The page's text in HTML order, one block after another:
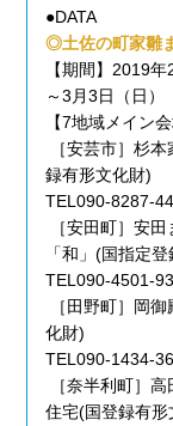
●DATA
◎土佐の町家雛
【期間】2019年
～3月3日（日）
【7地域メイン会
［安芸市］杉
録有形文化財)
TEL090-8287-
［安田町］安
「和」(国指定
TEL090-4501-
［田野町］岡
化財)
TEL090-1434-
［奈半利町］
住宅(国登録有形